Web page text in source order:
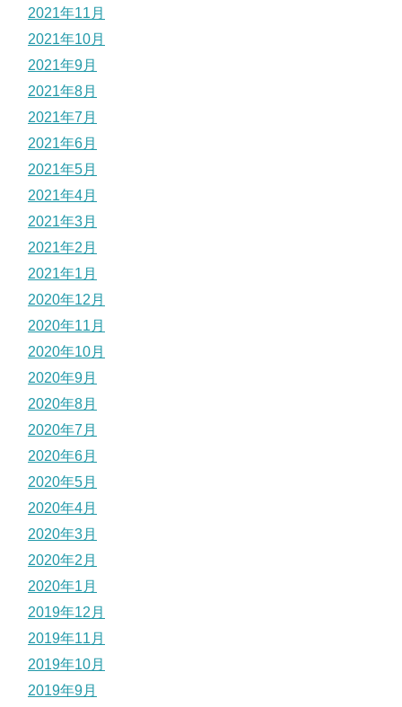
2021年11月
2021年10月
2021年9月
2021年8月
2021年7月
2021年6月
2021年5月
2021年4月
2021年3月
2021年2月
2021年1月
2020年12月
2020年11月
2020年10月
2020年9月
2020年8月
2020年7月
2020年6月
2020年5月
2020年4月
2020年3月
2020年2月
2020年1月
2019年12月
2019年11月
2019年10月
2019年9月